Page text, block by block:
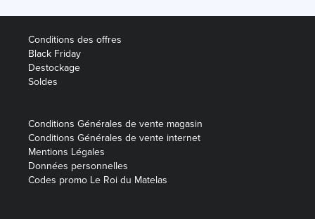
Conditions des offres
Black Friday
Destockage
Soldes
Conditions Générales de vente magasin
Conditions Générales de vente internet
Mentions Légales
Données personnelles
Codes promo Le Roi du Matelas